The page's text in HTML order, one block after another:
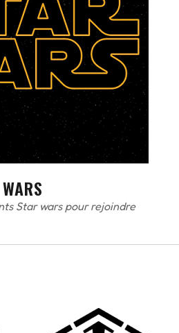
Star wars pour rejoindre